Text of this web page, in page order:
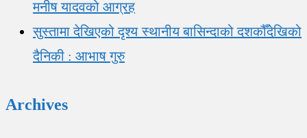
मनीष यादवको आग्रह
सुस्तामा देखिएको दृश्य स्थानीय बासिन्दाको दशकौँदेखिको
दैनिकी : आभाष गुरु
Archives